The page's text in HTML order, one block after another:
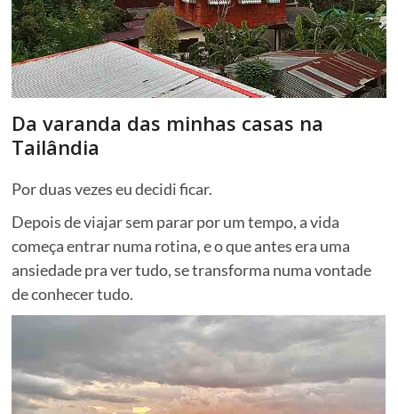
Da varanda das minhas casas na
Tailândia
Por duas vezes eu decidi ficar.
Depois de viajar sem parar por um tempo, a vida
começa entrar numa rotina, e o que antes era uma
ansiedade pra ver tudo, se transforma numa vontade
de conhecer tudo.